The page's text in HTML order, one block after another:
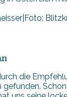
die
gefunden.